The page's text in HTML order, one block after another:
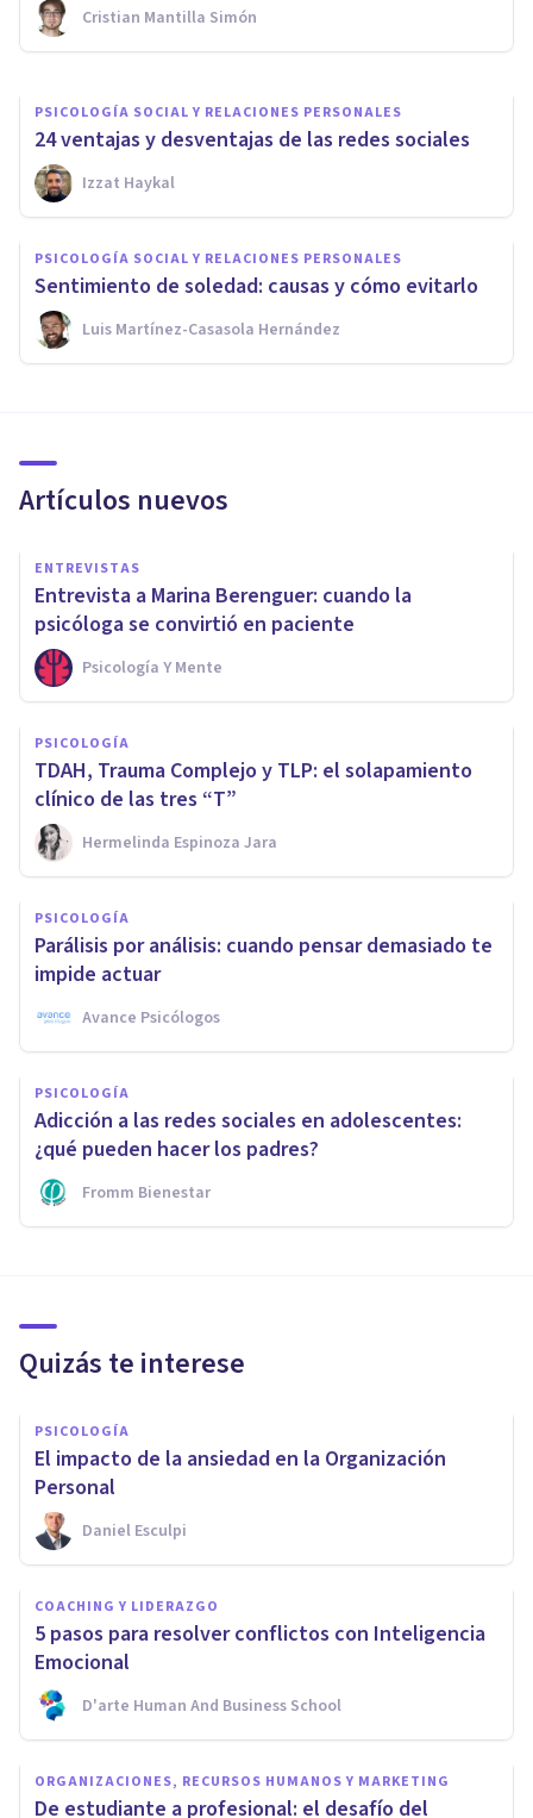
Cristian Mantilla Simón
Psicotools
PSICOLOGÍA SOCIAL Y RELACIONES PERSONALES
24 ventajas y desventajas de las redes sociales
Izzat Haykal
PSICOLOGÍA SOCIAL Y RELACIONES PERSONALES
Sentimiento de soledad: causas y cómo evitarlo
Luis Martínez-Casasola Hernández
Artículos nuevos
ENTREVISTAS
Entrevista a Marina Berenguer: cuando la
psicóloga se convirtió en paciente
Psicología Y Mente
PSICOLOGÍA
TDAH, Trauma Complejo y TLP: el solapamiento
clínico de las tres “T”
Hermelinda Espinoza Jara
PSICOLOGÍA
Parálisis por análisis: cuando pensar demasiado te
impide actuar
Avance Psicólogos
PSICOLOGÍA
Adicción a las redes sociales en adolescentes:
¿qué pueden hacer los padres?
Fromm Bienestar
Quizás te interese
PSICOLOGÍA
El impacto de la ansiedad en la Organización
Personal
Daniel Esculpi
COACHING Y LIDERAZGO
5 pasos para resolver conflictos con Inteligencia
Emocional
D'arte Human And Business School
ORGANIZACIONES, RECURSOS HUMANOS Y MARKETING
De estudiante a profesional: el desafío del